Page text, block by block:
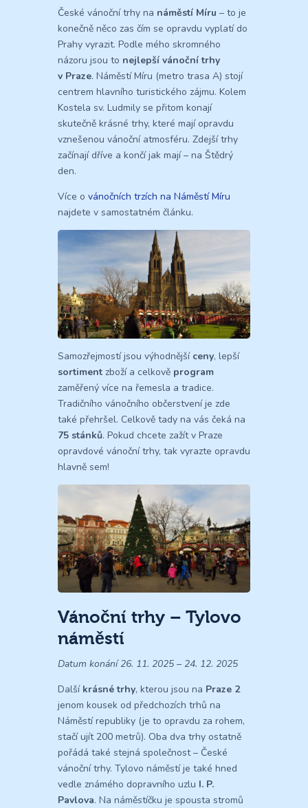
České vánoční trhy na náměstí Míru – to je
konečně něco zas čím se opravdu vyplatí do
Prahy vyrazit. Podle mého skromného
názoru jsou to nejlepší vánoční trhy
v Praze. Náměstí Míru (metro trasa A) stojí
centrem hlavního turistického zájmu. Kolem
Kostela sv. Ludmily se přitom konají
skutečně krásné trhy, které mají opravdu
vznešenou vánoční atmosféru. Zdejší trhy
začínají dříve a končí jak mají – na Štědrý
den.
Více o vánočních trzích na Náměstí Míru
najdete v samostatném článku.
Samozřejmostí jsou výhodnější ceny, lepší
sortiment zboží a celkově program
zaměřený více na řemesla a tradice.
Tradičního vánočního občerstvení je zde
také přehršel. Celkově tady na vás čeká na
75 stánků. Pokud chcete zažít v Praze
opravdové vánoční trhy, tak vyrazte opravdu
hlavně sem!
Vánoční trhy – Tylovo
náměstí
Datum konání 26. 11. 2025 – 24. 12. 2025
Další krásné trhy, kterou jsou na Praze 2
jenom kousek od předchozích trhů na
Náměstí republiky (je to opravdu za rohem,
stačí ujít 200 metrů). Oba dva trhy ostatně
pořádá také stejná společnost – České
vánoční trhy. Tylovo náměstí je také hned
vedle známého dopravního uzlu I. P.
Pavlova. Na náměstíčku je spousta stromů